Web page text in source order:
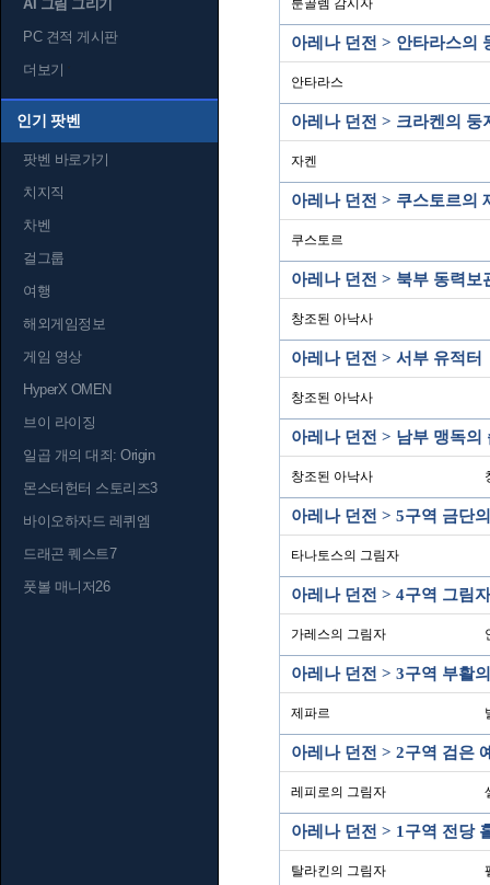
AI 그림 그리기
PC 견적 게시판
더보기
인기 팟벤
팟벤 바로가기
치지직
차벤
걸그룹
여행
해외게임정보
게임 영상
HyperX OMEN
브이 라이징
일곱 개의 대죄: Origin
몬스터헌터 스토리즈3
바이오하자드 레퀴엠
드래곤 퀘스트7
풋볼 매니저26
룬골렘 감시자
아레나 던전 > 안타라스의
안타라스
아레나 던전 > 크라켄의 둥
자켄
아레나 던전 > 쿠스토르의
쿠스토르
아레나 던전 > 북부 동력보
창조된 아낙사
아레나 던전 > 서부 유적터
창조된 아낙사
아레나 던전 > 남부 맹독의
창조된 아낙사
아레나 던전 > 5구역 금단
타나토스의 그림자
아레나 던전 > 4구역 그림
가레스의 그림자
아레나 던전 > 3구역 부활
제파르
아레나 던전 > 2구역 검은
레피로의 그림자
아레나 던전 > 1구역 전당
탈라킨의 그림자